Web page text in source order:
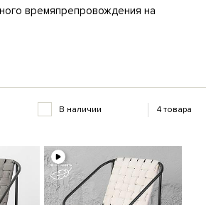
времяпрепровождения на
В наличии 4 товара